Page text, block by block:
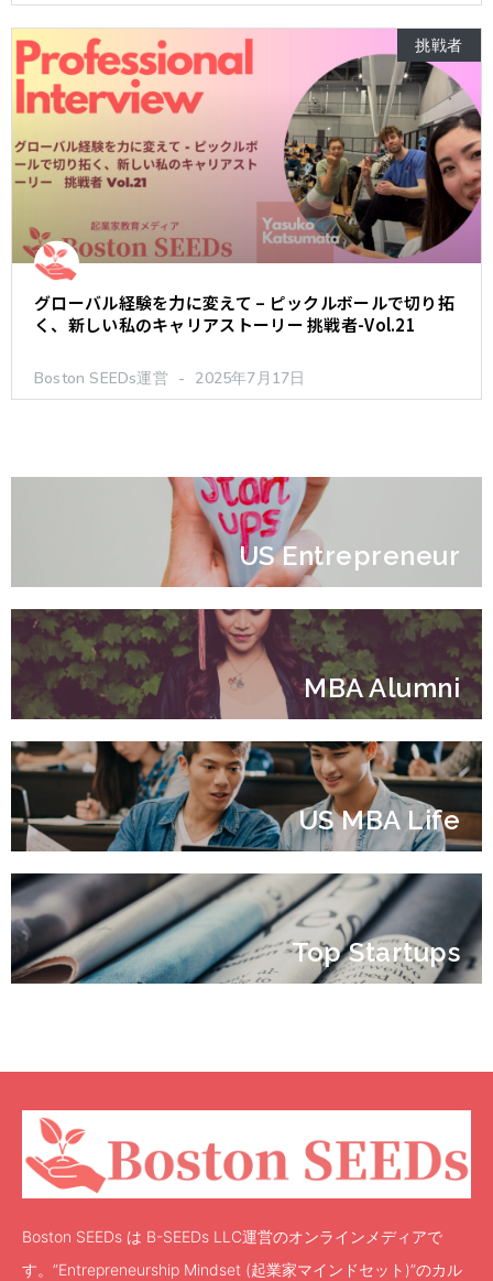
挑戦者
グローバル経験を力に変えて – ピックルボールで切り拓
く、新しい私のキャリアストーリー 挑戦者-Vol.21
Boston SEEDs運営 2025年7月17日
US Entrepreneur
MBA Alumni
US MBA Life
Top Startups
Boston SEEDs は B-SEEDs LLC運営のオンラインメディアで
す。”Entrepreneurship Mindset (起業家マインドセット)”のカル